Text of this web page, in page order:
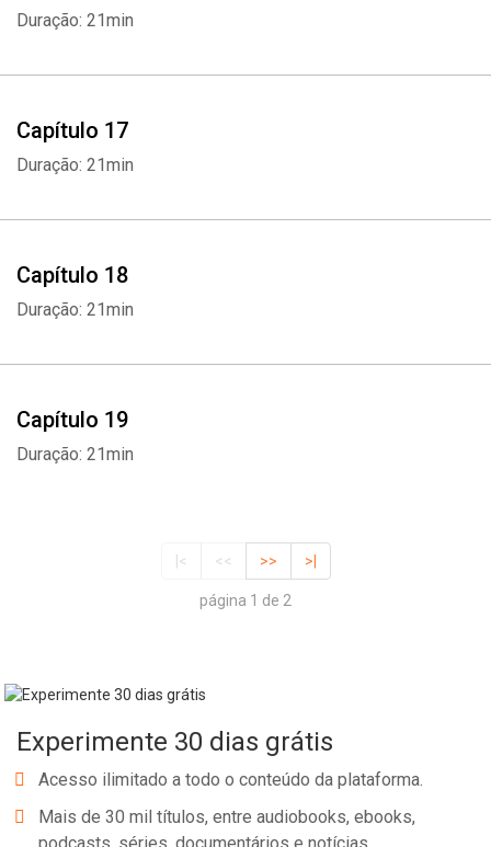
Duração: 21min
Capítulo 17
Duração: 21min
Capítulo 18
Duração: 21min
Capítulo 19
Duração: 21min
|< << >> >|
página 1 de 2
Experimente 30 dias grátis
Acesso ilimitado a todo o conteúdo da plataforma.
Mais de 30 mil títulos, entre audiobooks, ebooks,